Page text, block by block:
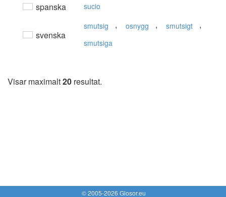
spanska sucio
svenska
smutsig , osnygg , smutsigt ,
smutsiga
Visar maximalt20 resultat.
© 2005-2026 Glosor.eu